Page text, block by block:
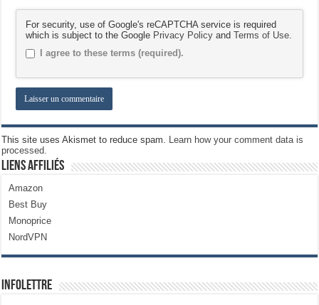
For security, use of Google's reCAPTCHA service is required
which is subject to the Google Privacy Policy andTerms of Use.
I agree to these terms (required).
This site uses Akismet to reduce spam. Learn how your comment data is
processed.
Liens Affiliés
Amazon
Best Buy
Monoprice
NordVPN
Infolettre